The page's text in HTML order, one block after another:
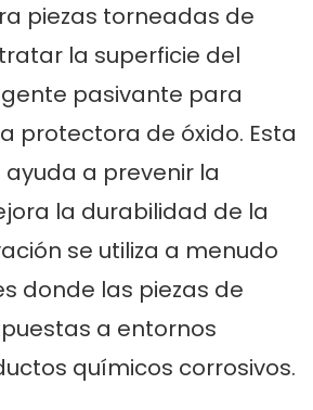
piezas torneadas de
la superficie del
pasivante para
protectora de óxido. Esta
a prevenir la
la durabilidad de la
se utiliza a menudo
donde las piezas de
a entornos
químicos corrosivos.